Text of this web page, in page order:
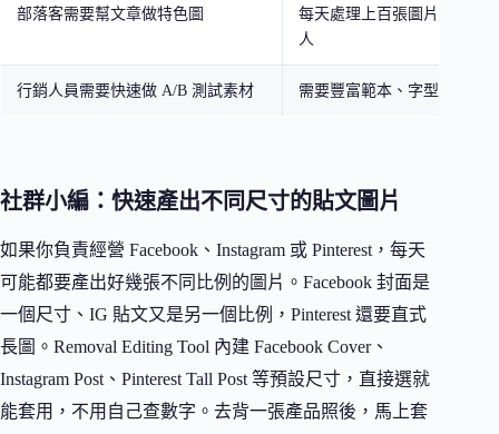
部落客需要幫文章做特色圖
每天處理上百張圖片需要批
人
行銷人員需要快速做 A/B 測試素材 需要豐富範本、字型和進階
社群小編：快速產出不同尺寸的貼文圖片
如果你負責經營 Facebook、Instagram 或 Pinterest，每天
可能都要產出好幾張不同比例的圖片。Facebook 封面是
一個尺寸、IG 貼文又是另一個比例，Pinterest 還要直式
長圖。Removal Editing Tool 內建 Facebook Cover、
Instagram Post、Pinterest Tall Post 等預設尺寸，直接選就
能套用，不用自己查數字。去背一張產品照後，馬上套